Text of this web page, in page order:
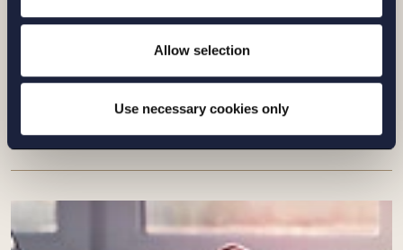
Allow selection
Use necessary cookies only
ARTIKEL |1 JULI 2026
Stormsteg mot autonom sjöfart? –
IMO:s nya MASS-kod träder i kraft